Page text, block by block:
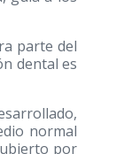
parte del
dental es
normal
por